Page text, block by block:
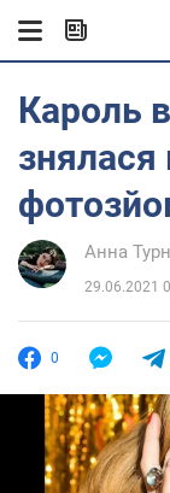
Кароль
знялася
Анна
29.06.2021
0